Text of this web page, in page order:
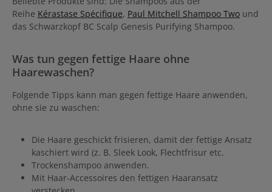
Reihe Kérastase Spécifique, Paul Mitchell Shampoo Two und
das Schwarzkopf BC Scalp Genesis Purifying Shampoo.
Was tun gegen fettige Haare ohne
Haarewaschen?
Folgende Tipps kann man gegen fettige Haare anwenden,
ohne sie zu waschen:
Die Haare geschickt frisieren, damit der fettige Ansatz
kaschiert wird (z. B. Sleek Look, Flechtfrisur etc.
Trockenshampoo anwenden.
Mit Haar-Accessoires den fettigen Haaransatz